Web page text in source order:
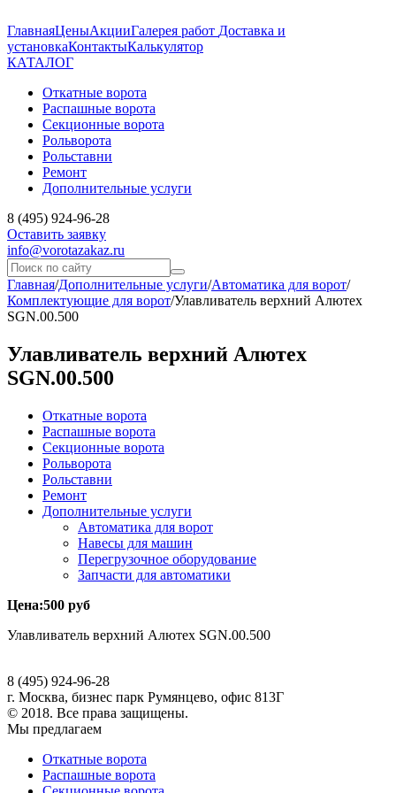
ГлавнаяЦеныАкцииГалерея работ Доставка и
установкаКонтактыКалькулятор
КАТАЛОГ
Откатные ворота
Распашные ворота
Секционные ворота
Рольворота
Рольставни
Ремонт
Дополнительные услуги
8 (495) 924-96-28
Оставить заявку
info@vorotazakaz.ru
Главная/Дополнительные услуги/Автоматика для ворот/
Комплектующие для ворот/Улавливатель верхний Алютех
SGN.00.500
Улавливатель верхний Алютех
SGN.00.500
Откатные ворота
Распашные ворота
Секционные ворота
Рольворота
Рольставни
Ремонт
Дополнительные услуги
Автоматика для ворот
Навесы для машин
Перегрузочное оборудование
Запчасти для автоматики
Цена:500 руб
Улавливатель верхний Алютех SGN.00.500
8 (495) 924-96-28
г. Москва, бизнес парк Румянцево, офис 813Г
© 2018. Все права защищены.
Мы предлагаем
Откатные ворота
Распашные ворота